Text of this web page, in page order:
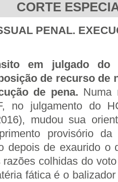
CORTE
PENAL.
em julgado do
de recurso de
de pena. Numa
no julgamento do
mudou sua
provisório
depois de exaurido o
colhidas do
fática é o